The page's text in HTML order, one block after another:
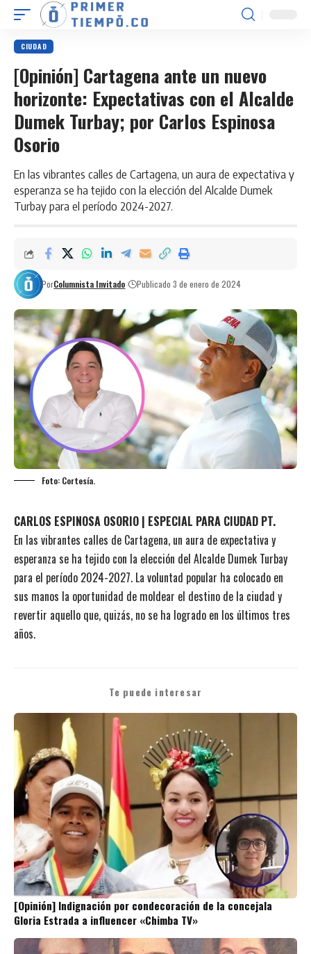
CIUDAD
[Opinión] Cartagena ante un nuevo
horizonte: Expectativas con el Alcalde
Dumek Turbay; por Carlos Espinosa
Osorio
En las vibrantes calles de Cartagena, un aura de expectativa y
esperanza se ha tejido con la elección del Alcalde Dumek
Turbay para el período 2024-2027.
PorColumnista Invitado Publicado 3 de enero de 2024
Foto: Cortesía.
CARLOS ESPINOSA OSORIO | ESPECIAL PARA CIUDAD PT.
En las vibrantes calles de Cartagena, un aura de expectativa y
esperanza se ha tejido con la elección del Alcalde Dumek Turbay
para el período 2024-2027. La voluntad popular ha colocado en
sus manos la oportunidad de moldear el destino de la ciudad y
revertir aquello que, quizás, no se ha logrado en los últimos tres
años.
Te puede interesar
[Opinión] Indignación por condecoración de la concejala
Gloria Estrada a influencer «Chimba TV»